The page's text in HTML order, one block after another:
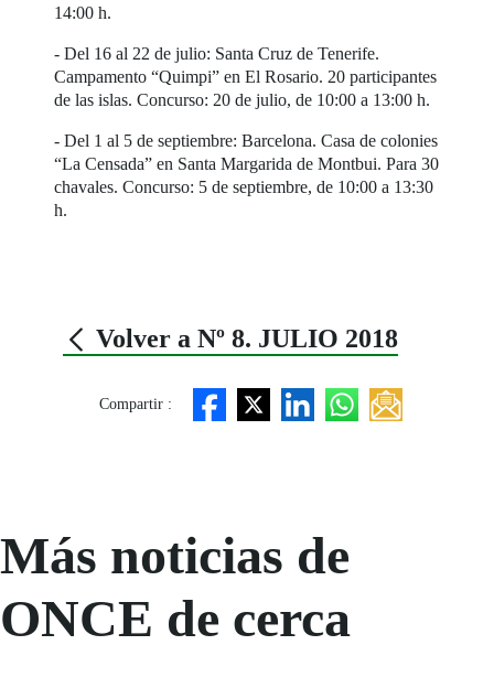
14:00 h.
- Del 16 al 22 de julio: Santa Cruz de Tenerife.
Campamento “Quimpi” en El Rosario. 20 participantes
de las islas. Concurso: 20 de julio, de 10:00 a 13:00 h.
- Del 1 al 5 de septiembre: Barcelona. Casa de colonies
“La Censada” en Santa Margarida de Montbui. Para 30
chavales. Concurso: 5 de septiembre, de 10:00 a 13:30
h.
Volver a Nº 8. JULIO 2018
Compartir :
Más noticias de
ONCE de cerca